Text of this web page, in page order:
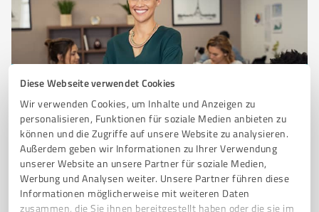
Diese Webseite verwendet Cookies
Wir verwenden Cookies, um Inhalte und Anzeigen zu
personalisieren, Funktionen für soziale Medien anbieten zu
können und die Zugriffe auf unsere Website zu analysieren.
Außerdem geben wir Informationen zu Ihrer Verwendung
unserer Website an unsere Partner für soziale Medien,
Werbung und Analysen weiter. Unsere Partner führen diese
Informationen möglicherweise mit weiteren Daten
zusammen, die Sie ihnen bereitgestellt haben oder die sie im
Sie möchten auch hier gelistet werden?
Registrieren Sie sich jetzt und werden Sie ein von
Kunden empfohlener ProvenExpert!
1